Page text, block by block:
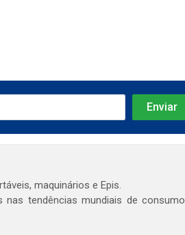
maquinários e Epis.
tendências mundiais de consumo